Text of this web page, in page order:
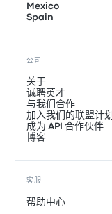
Mexico
Spain
公司
关于
诚聘英才
与我们合作
加入我们的联盟计划
成为 API 合作伙伴
博客
客服
帮助中心